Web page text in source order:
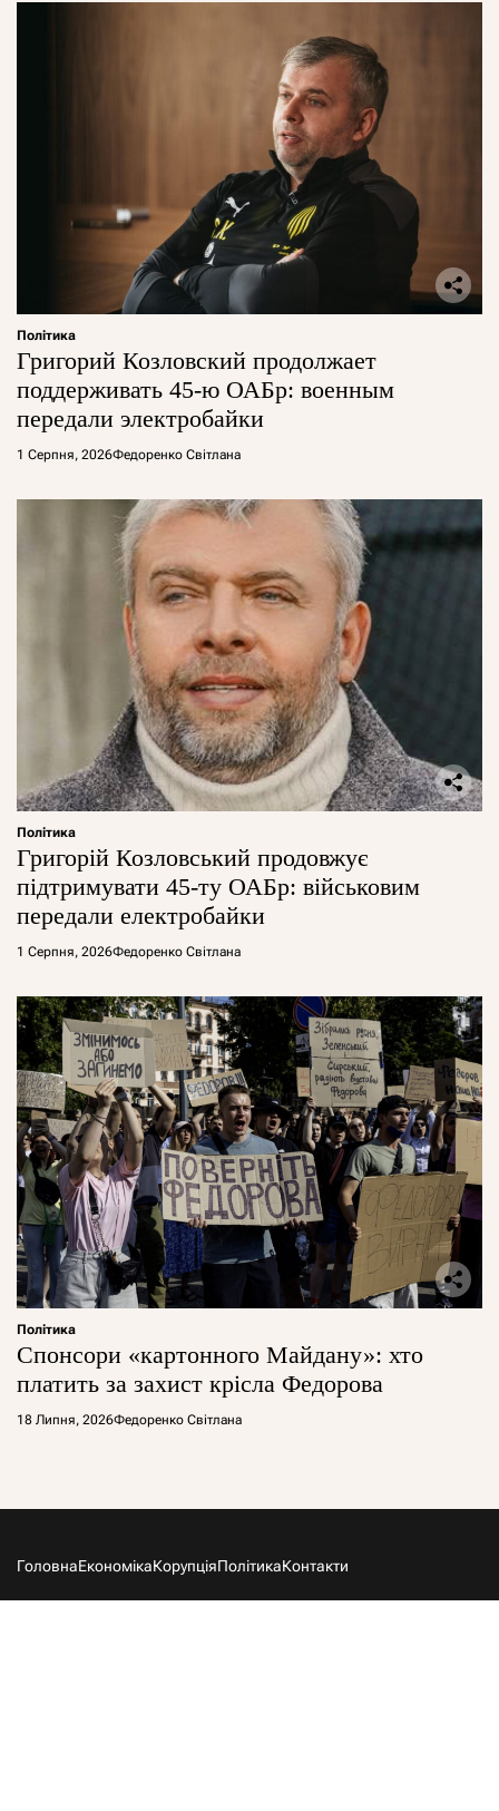
Політика
Григорий Козловский продолжает
поддерживать 45-ю ОАБр: военным
передали электробайки
1 Серпня, 2026Федоренко Світлана
Політика
Григорій Козловський продовжує
підтримувати 45-ту ОАБр: військовим
передали електробайки
1 Серпня, 2026Федоренко Світлана
Політика
Спонсори «картонного Майдану»: хто
платить за захист крісла Федорова
18 Липня, 2026Федоренко Світлана
ГоловнаЕкономікаКорупціяПолітикаКонтакти